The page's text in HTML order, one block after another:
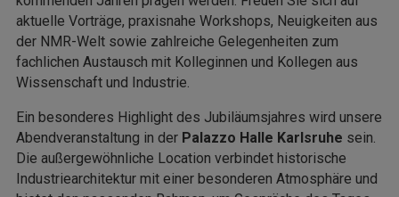
aktuelle Vorträge, praxisnahe Workshops, Neuigkeiten aus
der NMR-Welt sowie zahlreiche Gelegenheiten zum
fachlichen Austausch mit Kolleginnen und Kollegen aus
Wissenschaft und Industrie.
Ein besonderes Highlight des Jubiläumsjahres wird unsere
Abendveranstaltung in der Palazzo Halle Karlsruhe sein.
Die außergewöhnliche Location verbindet historische
Industriearchitektur mit einer besonderen Atmosphäre und